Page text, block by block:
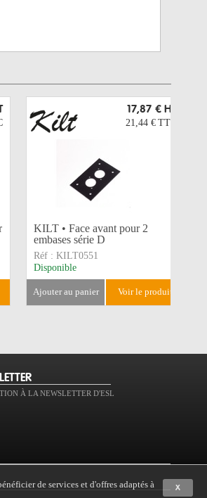
17,87 € HT
21,44 € TTC
KILT • Face avant pour 2
embases série D
Réf : KILT0551
Disponible
ajouter au panier voir le produit
À LA NEWSLETTER D'ESL
X
de services et d'offres adaptés à